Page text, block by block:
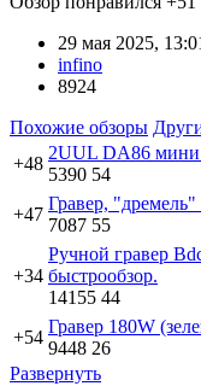
29 мая 2025,
infino
8924
Похожие обзоры
+48
2UUL DA86 мини
5390 54
+47
Гравер,
7087 55
+34
Ручной гравер
быстрообзор.
14155 44
+54
Гравер 180W
9448 26
Развернуть